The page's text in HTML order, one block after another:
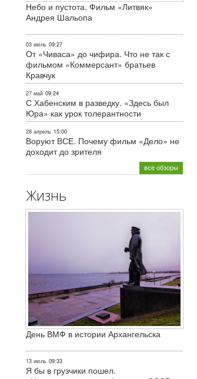
Небо и пустота. Фильм «Литвяк»
Андрея Шальопа
03 июль 09:27
От «Чиваса» до чифира. Что не так с
фильмом «Коммерсант» братьев
Кравчук
27 май 09:24
С Хабенским в разведку. «Здесь был
Юра» как урок толерантности
28 апрель 15:00
Воруют ВСЕ. Почему фильм «Дело» не
доходит до зрителя
все обзоры
Жизнь
День ВМФ в истории Архангельска
13 июль 09:33
Я бы в грузчики пошел.